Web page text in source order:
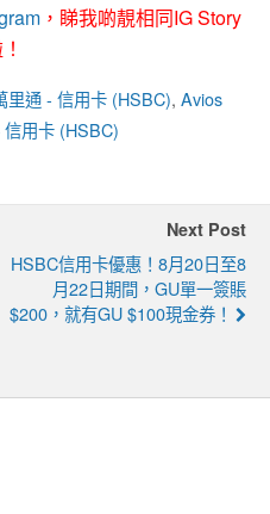
，睇我啲靚相同IG Story
里通 - 信用卡 (HSBC), Avios
用卡 (HSBC)
Next Post
HSBC信用卡優惠！8月20日至8
月22日期間，GU單一簽賬
$200，就有GU $100現金券！